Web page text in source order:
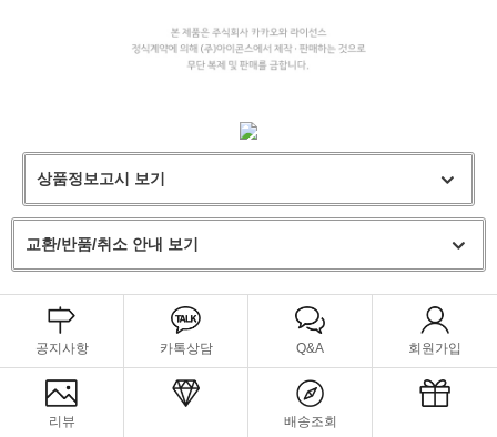
상품정보고시 보기
교환/반품/취소 안내 보기
공지사항 카톡상담 Q&A 회원가입
리뷰 배송조회